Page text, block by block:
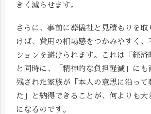
きく減らせます。
さらに、事前に葬儀社と見積もりを取
けば、費用の相場感をつかみやすく、
ションを避けられます。これは「経済
と同時に、「精神的な負担軽減」にも
残された家族が「本人の意思に沿って
た」と納得できることが、何よりも大
になるのです。